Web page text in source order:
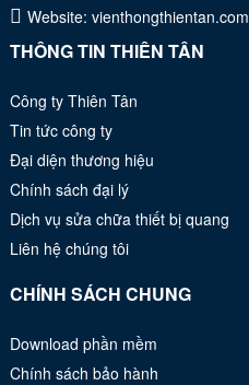
Website: vienthongthientan.com
THÔNG TIN THIÊN TÂN
Công ty Thiên Tân
Tin tức công ty
Đại diện thương hiệu
Chính sách đại lý
Dịch vụ sửa chữa thiết bị quang
Liên hệ chúng tôi
CHÍNH SÁCH CHUNG
Download phần mềm
Chính sách bảo hành